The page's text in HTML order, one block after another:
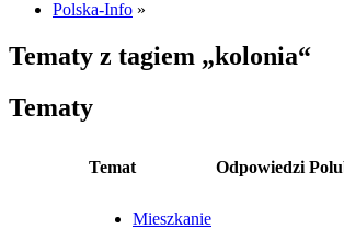
Polska-Info »
Tematy z tagiem „kolonia“
Tematy
Temat Odpowiedzi
Mieszkanie